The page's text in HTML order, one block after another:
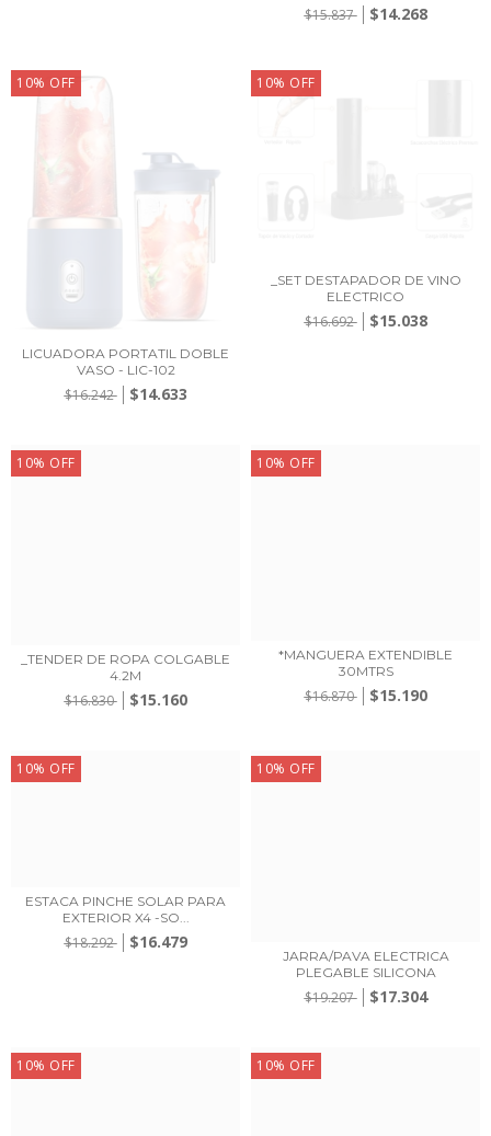
$15.837 $14.268
10% OFF
LICUADORA PORTATIL DOBLE
VASO - LIC-102
$16.242 $14.633
10% OFF
_SET DESTAPADOR DE VINO
ELECTRICO
$16.692 $15.038
10% OFF
_TENDER DE ROPA COLGABLE
4.2M
$16.830 $15.160
10% OFF
*MANGUERA EXTENDIBLE
30MTRS
$16.870 $15.190
10% OFF
ESTACA PINCHE SOLAR PARA
EXTERIOR X4 -SO...
$18.292 $16.479
10% OFF
JARRA/PAVA ELECTRICA
PLEGABLE SILICONA
$19.207 $17.304
10% OFF 10% OFF